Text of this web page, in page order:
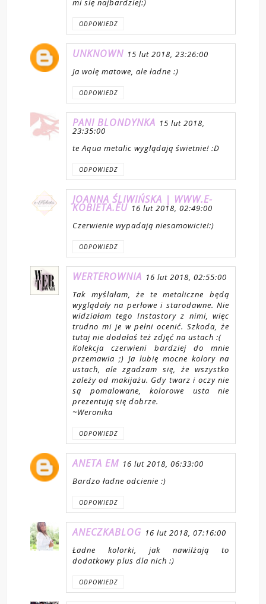
ODPOWIEDZ
UNKNOWN 15 lut 2018, 23:26:00
Ja wolę matowe, ale ładne :)
ODPOWIEDZ
PANI BLONDYNKA 15 lut 2018,
23:35:00
te Aqua metalic wyglądają świetnie! :D
ODPOWIEDZ
JOANNA ŚLIWIŃSKA | WWW.E-
KOBIETA.EU 16 lut 2018, 02:49:00
Czerwienie wypadają niesamowicie!:)
ODPOWIEDZ
WERTEROWNIA 16 lut 2018, 02:55:00
Tak myślałam, że te metaliczne będą
wyglądały na perłowe i starodawne. Nie
widziałam tego Instastory z nimi, więc
trudno mi je w pełni ocenić. Szkoda, że
tutaj nie dodałaś też zdjęć na ustach :(
Kolekcja czerwieni bardziej do mnie
przemawia ;) Ja lubię mocne kolory na
ustach, ale zgadzam się, że wszystko
zależy od makijażu. Gdy twarz i oczy nie
są pomalowane, kolorowe usta nie
prezentują się dobrze.
~Weronika
ODPOWIEDZ
ANETA EM 16 lut 2018, 06:33:00
Bardzo ładne odcienie :)
ODPOWIEDZ
ANECZKABLOG 16 lut 2018, 07:16:00
Ładne kolorki, jak nawilżają to
dodatkowy plus dla nich :)
ODPOWIEDZ